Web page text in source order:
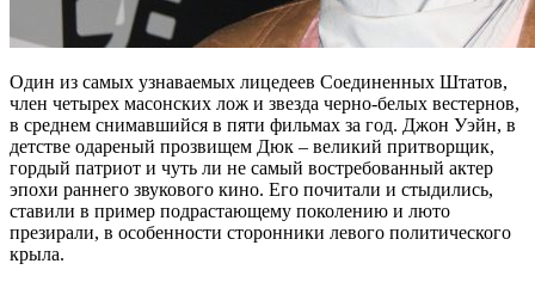
Один из самых узнаваемых лицедеев Соединенных Штатов,
член четырех масонских лож и звезда черно-белых вестернов,
в среднем снимавшийся в пяти фильмах за год. Джон Уэйн, в
детстве одареный прозвищем Дюк – великий притворщик,
гордый патриот и чуть ли не самый востребованный актер
эпохи раннего звукового кино. Его почитали и стыдились,
ставили в пример подрастающему поколению и люто
презирали, в особенности сторонники левого политического
крыла.